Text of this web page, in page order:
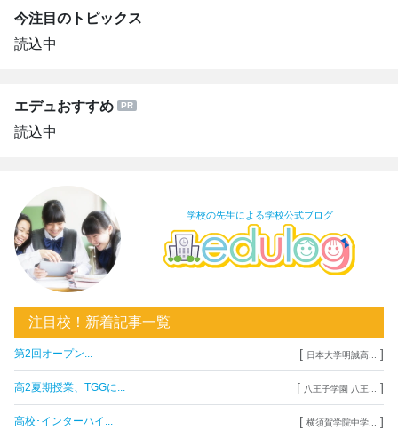
今注目のトピックス
読込中
エデュおすすめ
読込中
学校の先生による学校公式ブログ
注目校！新着記事一覧
第2回オープン... [ 日本大学明誠高... ]
高2夏期授業、TGGに... [ 八王子学園 八王... ]
高校･インターハイ... [ 横須賀学院中学... ]